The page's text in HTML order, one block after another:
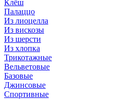
Клёш
Палаццо
Из лиоцелла
Из вискозы
Из шерсти
Из хлопка
Трикотажные
Вельветовые
Базовые
Джинсовые
Спортивные